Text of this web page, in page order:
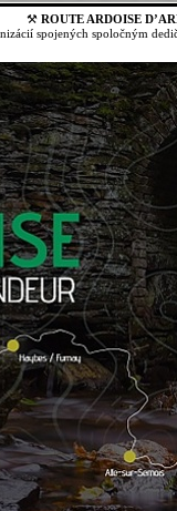
⚒ ROUTE ARDOISE
spojených spoločným